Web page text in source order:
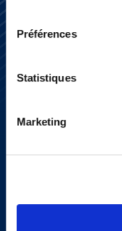
Préférences
Statistiques
Marketing
S’abonner
YouTube
Politique de Confidentialité
Informations Réglementaires